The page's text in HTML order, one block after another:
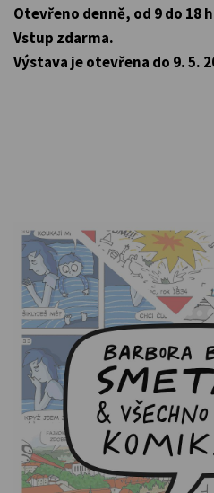
Otevřeno denně, od 9 do 18
Vstup zdarma.
Výstava je otevřena do 9. 5.